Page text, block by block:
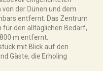
der Dünen und dem
entfernt. Das Zentrum
für den alltäglichen Bedarf,
m entfernt.
mit Blick auf den
Gäste, die Erholing